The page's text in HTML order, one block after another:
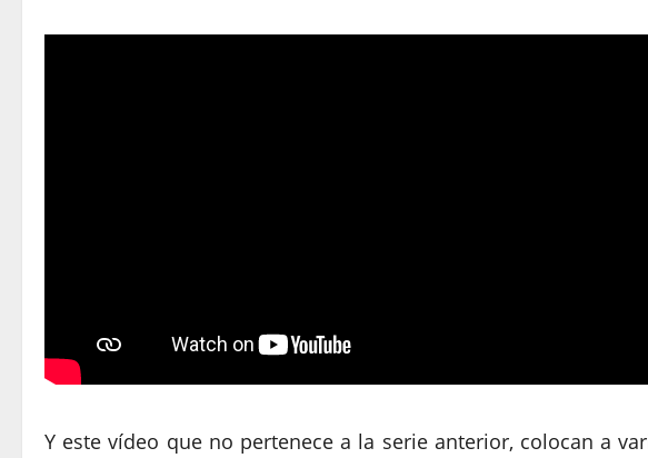
Y este vídeo que no pertenece a la serie anterior, colocan a